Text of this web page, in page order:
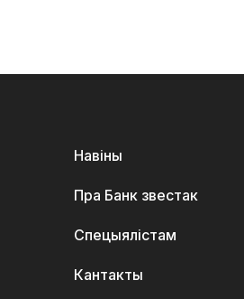
Навіны
Пра Банк звестак
Спецыялістам
Кантакты